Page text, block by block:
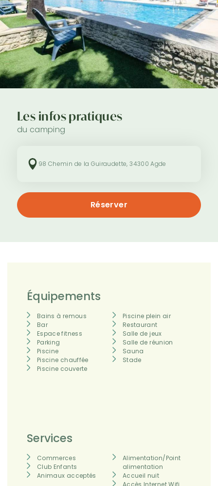
Les infos pratiques
du camping
98 Chemin de la Guiraudette, 34300 Agde
Réserver
Équipements
Bains à remous
Bar
Espace fitness
Parking
Piscine
Piscine chauffée
Piscine couverte
Piscine plein air
Restaurant
Salle de jeux
Salle de réunion
Sauna
Stade
Services
Commerces
Club Enfants
Animaux acceptés
Alimentation/Point
alimentation
Accueil nuit
Accès Internet Wifi